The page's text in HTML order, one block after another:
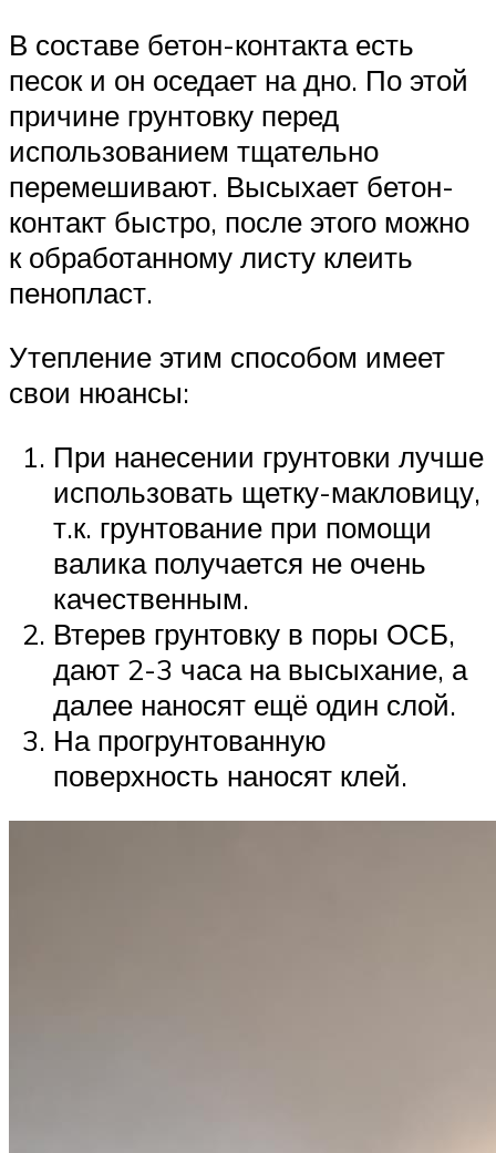
В составе бетон-контакта есть
песок и он оседает на дно. По этой
причине грунтовку перед
использованием тщательно
перемешивают. Высыхает бетон-
контакт быстро, после этого можно
к обработанному листу клеить
пенопласт.
Утепление этим способом имеет
свои нюансы:
При нанесении грунтовки лучше
использовать щетку-макловицу,
т.к. грунтование при помощи
валика получается не очень
качественным.
Втерев грунтовку в поры ОСБ,
дают 2-3 часа на высыхание, а
далее наносят ещё один слой.
На прогрунтованную
поверхность наносят клей.